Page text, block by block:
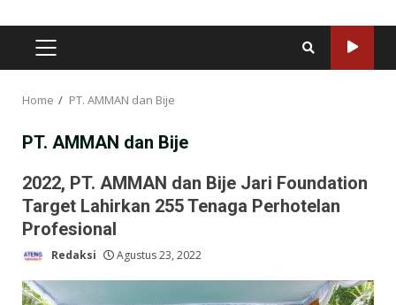
PRIMARY
MENU
Home PT. AMMAN dan Bije
PT. AMMAN dan Bije
2022, PT. AMMAN dan Bije Jari Foundation
Target Lahirkan 255 Tenaga Perhotelan
Profesional
Redaksi Agustus 23, 2022